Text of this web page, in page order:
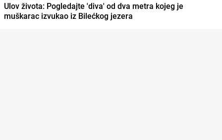
Ulov života: Pogledajte 'diva' od dva metra kojeg je
muškarac izvukao iz Bilećkog jezera